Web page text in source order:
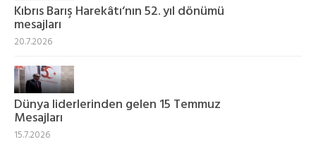
Kıbrıs Barış Harekâtı‘nın 52. yıl dönümü
mesajları
20.7.2026
Dünya liderlerinden gelen 15 Temmuz
Mesajları
15.7.2026